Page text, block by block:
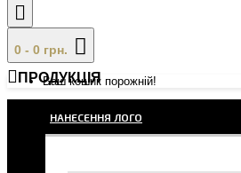
0 - 0 грн.
Ваш кошик порожній!
ПРОДУКЦІЯ
НАНЕСЕННЯ ЛОГО